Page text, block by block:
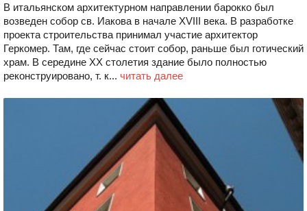
В итальянском архитектурном направлении барокко был
возведен собор св. Иакова в начале XVIII века. В разработке
проекта строительства принимал участие архитектор
Геркомер. Там, где сейчас стоит собор, раньше был готический
храм. В середине ХХ столетия здание было полностью
реконструировано, т. к... читать далее